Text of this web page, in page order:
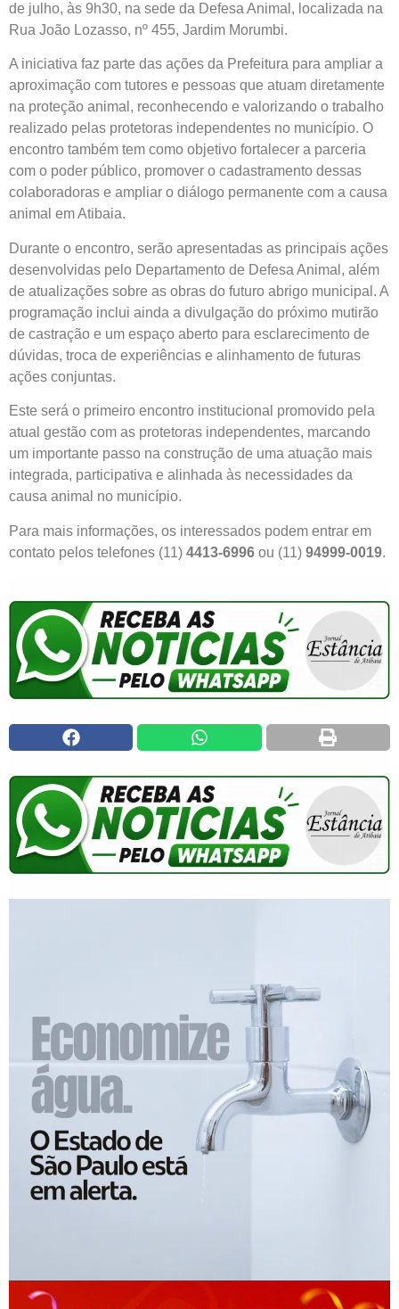
de julho, às 9h30, na sede da Defesa Animal, localizada na
Rua João Lozasso, nº 455, Jardim Morumbi.
A iniciativa faz parte das ações da Prefeitura para ampliar a
aproximação com tutores e pessoas que atuam diretamente
na proteção animal, reconhecendo e valorizando o trabalho
realizado pelas protetoras independentes no município. O
encontro também tem como objetivo fortalecer a parceria
com o poder público, promover o cadastramento dessas
colaboradoras e ampliar o diálogo permanente com a causa
animal em Atibaia.
Durante o encontro, serão apresentadas as principais ações
desenvolvidas pelo Departamento de Defesa Animal, além
de atualizações sobre as obras do futuro abrigo municipal. A
programação inclui ainda a divulgação do próximo mutirão
de castração e um espaço aberto para esclarecimento de
dúvidas, troca de experiências e alinhamento de futuras
ações conjuntas.
Este será o primeiro encontro institucional promovido pela
atual gestão com as protetoras independentes, marcando
um importante passo na construção de uma atuação mais
integrada, participativa e alinhada às necessidades da
causa animal no município.
Para mais informações, os interessados podem entrar em
contato pelos telefones (11) 4413-6996 ou (11) 94999-0019.